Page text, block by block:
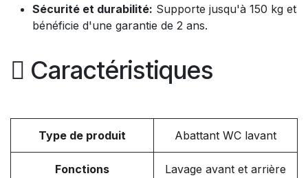
Sécurité et durabilité: Supporte jusqu'à 150 kg et
bénéficie d'une garantie de 2 ans.
Caractéristiques
Type de produit Abattant WC lavant
Fonctions
Lavage avant et arrière